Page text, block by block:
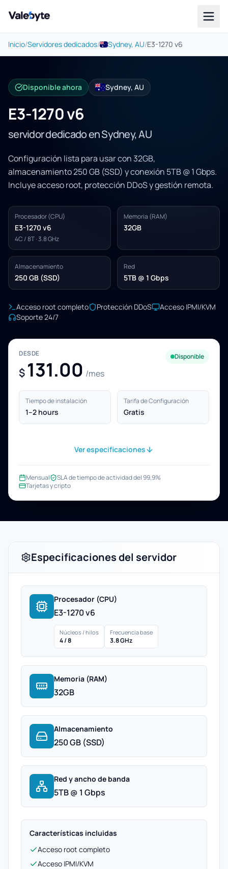
Valebyte
Inicio/Servidores dedicados/ Sydney, AU/E3-1270 v6
Disponible ahora Sydney, AU
E3-1270 v6
servidor dedicado en Sydney, AU
Configuración lista para usar con 32GB,
almacenamiento 250 GB (SSD) y conexión 5TB @ 1 Gbps.
Incluye acceso root, protección DDoS y gestión remota.
Procesador (CPU)
E3-1270 v6
4C / 8T · 3.8 GHz
Memoria (RAM)
32GB
Almacenamiento
250 GB (SSD)
Red
5TB @ 1 Gbps
Acceso root completo Protección DDoS
Acceso IPMI/KVM
Soporte 24/7
DESDE
$ 131.00 /mes
Disponible
Tiempo de instalación
1–2 hours
Tarifa de Configuración
Gratis
Ver especificaciones
Mensual
SLA de tiempo de actividad del 99,9%
Tarjetas y cripto
Especificaciones del servidor
Procesador (CPU)
E3-1270 v6
Núcleos / hilos
4 / 8
Frecuencia base
3.8 GHz
Memoria (RAM)
32GB
Almacenamiento
250 GB (SSD)
Red y ancho de banda
5TB @ 1 Gbps
Características incluidas
Acceso root completo
Acceso IPMI/KVM